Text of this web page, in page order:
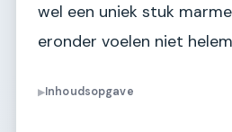
wel een uniek stuk
eronder voelen niet
▶Inhoudsopgave